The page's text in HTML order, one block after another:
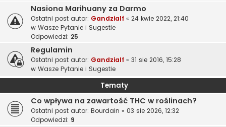
Nasiona Marihuany za Darmo
Ostatni post autor: Gandzialf « 24 kwie 2022, 21:40
w Wasze Pytanie i Sugestie
Odpowiedzi: 25
Regulamin
Ostatni post autor: Gandzialf « 31 sie 2016, 15:28
w Wasze Pytanie i Sugestie
Tematy
Co wpływa na zawartość THC w roślinach?
Ostatni post autor: Bourdain « 03 sie 2026, 12:32
Odpowiedzi: 9